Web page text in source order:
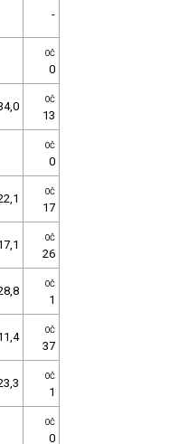
-
OČ
0
OČ
13
OČ
0
OČ
17
OČ
26
OČ
1
OČ
37
OČ
1
OČ
0